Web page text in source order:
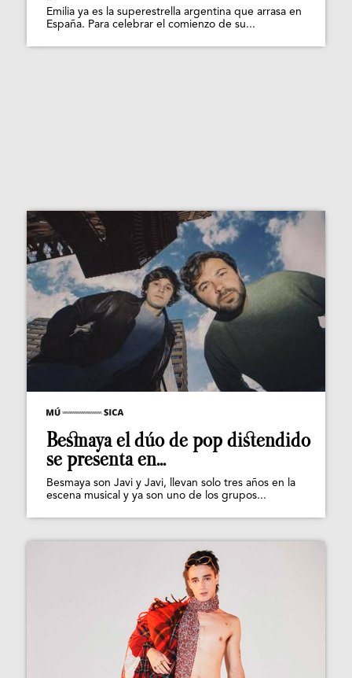
Emilia ya es la superestrella argentina que arrasa en
España. Para celebrar el comienzo de su...
Besmaya el dúo de pop distendido
se presenta en...
Besmaya son Javi y Javi, llevan solo tres años en la
escena musical y ya son uno de los grupos...